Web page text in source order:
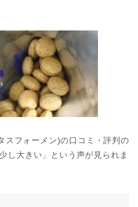
スフォーメン)の口コミ・評判の
し大きい」という声が見られま